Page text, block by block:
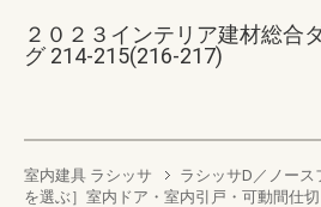
２０２３インテリア建材総合
グ 214-215(216-217)
室内建具 ラシッサ ラシッサD／ノース
を選ぶ］室内ドア・室内引戸・可動間仕切